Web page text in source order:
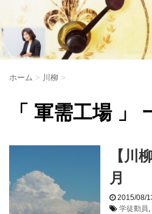
ホーム > 川柳 >
「 軍需工場 」
【川
月
2015/08/
学徒動員,